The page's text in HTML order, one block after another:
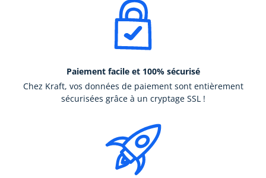
Paiement facile et 100% sécurisé
Chez Kraft, vos données de paiement sont entièrement
sécurisées grâce à un cryptage SSL !